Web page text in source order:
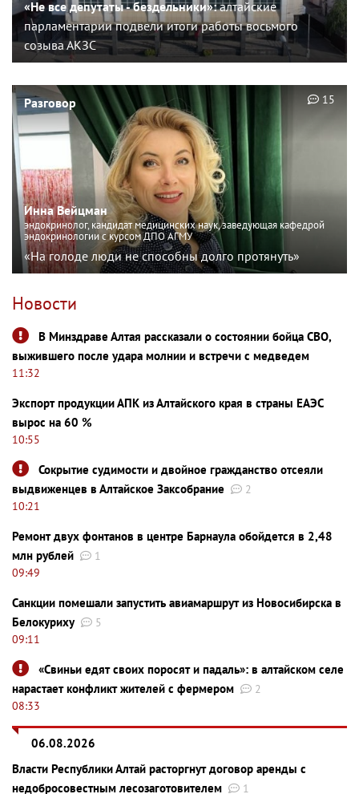
«Не все депутаты - бездельники»:алтайские
парламентарии подвели итоги работы восьмого
созыва АКЗС
Разговор
Инна Вейцман
эндокринолог, кандидат медицинских наук, заведующая кафедрой
эндокринологии с курсом ДПО АГМУ
«На голоде люди не способны долго протянуть»
15
Новости
В Минздраве Алтая рассказали о состоянии бойца СВО,
выжившего после удара молнии и встречи с медведем
11:32
Экспорт продукции АПК из Алтайского края в страны ЕАЭС
вырос на 60 %
10:55
Сокрытие судимости и двойное гражданство отсеяли
выдвиженцев в Алтайское Заксобрание
2
10:21
Ремонт двух фонтанов в центре Барнаула обойдется в 2,48
млн рублей
1
09:49
Санкции помешали запустить авиамаршрут из Новосибирска в
Белокуриху
5
09:11
«Свиньи едят своих поросят и падаль»: в алтайском селе
нарастает конфликт жителей с фермером
2
08:33
06.08.2026
Власти Республики Алтай расторгнут договор аренды с
недобросовестным лесозаготовителем
1